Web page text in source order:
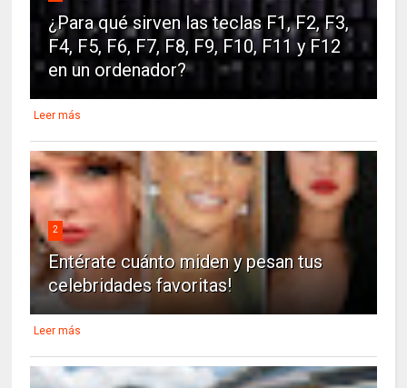
¿Para qué sirven las teclas F1, F2, F3,
F4, F5, F6, F7, F8, F9, F10, F11 y F12
en un ordenador?
Leer más
2
Entérate cuánto miden y pesan tus
celebridades favoritas!
Leer más